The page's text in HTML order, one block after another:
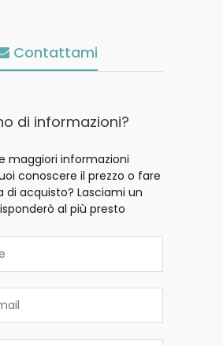
Contattami
di informazioni?
maggiori informazioni
conoscere il prezzo o fare
di acquisto? Lasciami un
al più presto